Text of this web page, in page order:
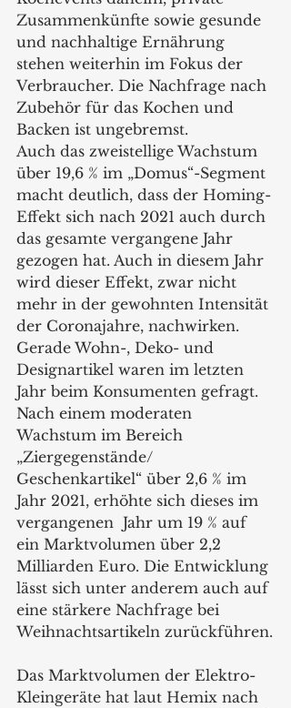
Zusammenkünfte sowie gesunde
und nachhaltige Ernährung
stehen weiterhin im Fokus der
Verbraucher. Die Nachfrage nach
Zubehör für das Kochen und
Backen ist ungebremst.
Auch das zweistellige Wachstum
über 19,6 % im „Domus“-Segment
macht deutlich, dass der Homing-
Effekt sich nach 2021 auch durch
das gesamte vergangene Jahr
gezogen hat. Auch in diesem Jahr
wird dieser Effekt, zwar nicht
mehr in der gewohnten Intensität
der Coronajahre, nachwirken.
Gerade Wohn-, Deko- und
Designartikel waren im letzten
Jahr beim Konsumenten gefragt.
Nach einem moderaten
Wachstum im Bereich
„Ziergegenstände/
Geschenkartikel“ über 2,6 % im
Jahr 2021, erhöhte sich dieses im
vergangenen  Jahr um 19 % auf
ein Marktvolumen über 2,2
Milliarden Euro. Die Entwicklung
lässt sich unter anderem auch auf
eine stärkere Nachfrage bei
Weihnachtsartikeln zurückführen.
Das Marktvolumen der Elektro-
Kleingeräte hat laut Hemix nach